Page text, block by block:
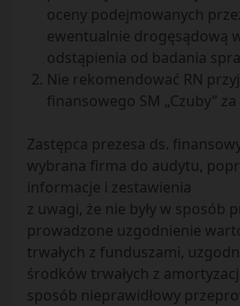
oceny podejmowanych przez
ewentualnie drogęsądową
odstąpienia od badania
Nie rekomendować RN
finansowego SM „Czuby” za
Zastępca prezesa ds.
wybrana firma do audytu,
informacje i zestawienia
z uwagi, że nie były w sposób
prowadzone uzgodnienie
trwałych z funduszami,
środków trwałych z
sposób nieprawidłowy